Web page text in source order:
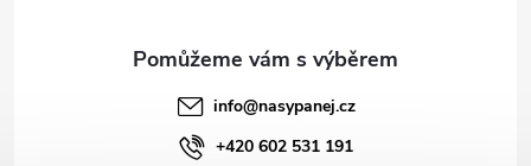
info@nasypanej.cz
+420 602 531 191